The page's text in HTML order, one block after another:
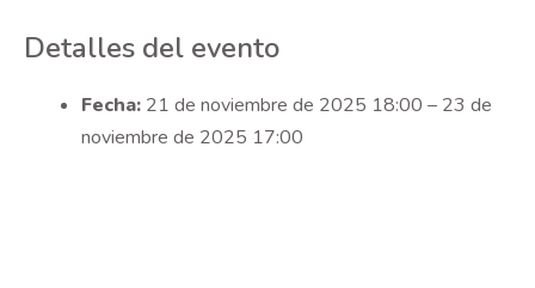
Detalles del evento
Fecha: 21 de noviembre de 2025 18:00 – 23 de
noviembre de 2025 17:00